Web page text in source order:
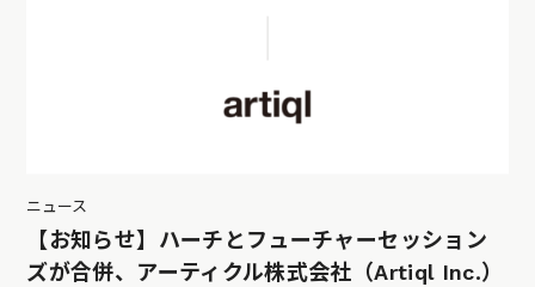
ニュース
【お知らせ】ハーチとフューチャーセッション
ズが合併、アーティクル株式会社（Artiql Inc.）